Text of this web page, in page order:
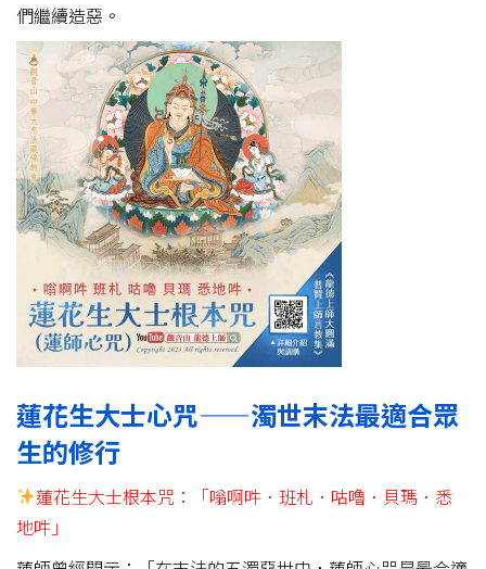
們繼續造惡。
蓮花生大士心咒——濁世末法最適合眾
生的修行
蓮花生大士根本咒：「嗡啊吽．班札．咕嚕．貝瑪．悉
地吽」